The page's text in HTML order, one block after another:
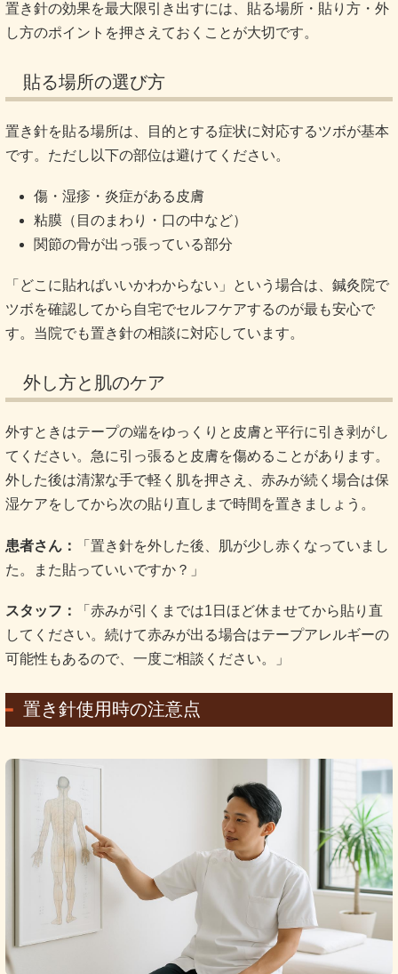
置き針の効果を最大限引き出すには、貼る場所・貼り方・外
し方のポイントを押さえておくことが大切です。
貼る場所の選び方
置き針を貼る場所は、目的とする症状に対応するツボが基本
です。ただし以下の部位は避けてください。
傷・湿疹・炎症がある皮膚
粘膜（目のまわり・口の中など）
関節の骨が出っ張っている部分
「どこに貼ればいいかわからない」という場合は、鍼灸院で
ツボを確認してから自宅でセルフケアするのが最も安心で
す。当院でも置き針の相談に対応しています。
外し方と肌のケア
外すときはテープの端をゆっくりと皮膚と平行に引き剥がし
てください。急に引っ張ると皮膚を傷めることがあります。
外した後は清潔な手で軽く肌を押さえ、赤みが続く場合は保
湿ケアをしてから次の貼り直しまで時間を置きましょう。
患者さん：
「置き針を外した後、肌が少し赤くなっていまし
た。また貼っていいですか？」
スタッフ：
「赤みが引くまでは1日ほど休ませてから貼り直
してください。続けて赤みが出る場合はテープアレルギーの
可能性もあるので、一度ご相談ください。」
置き針使用時の注意点